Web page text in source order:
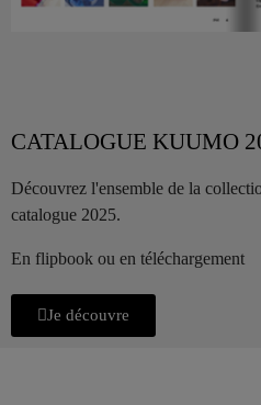
CATALOGUE KUUMO
Découvrez l'ensemble de la
catalogue 2025.
En flipbook ou en téléchargement
Je découvre